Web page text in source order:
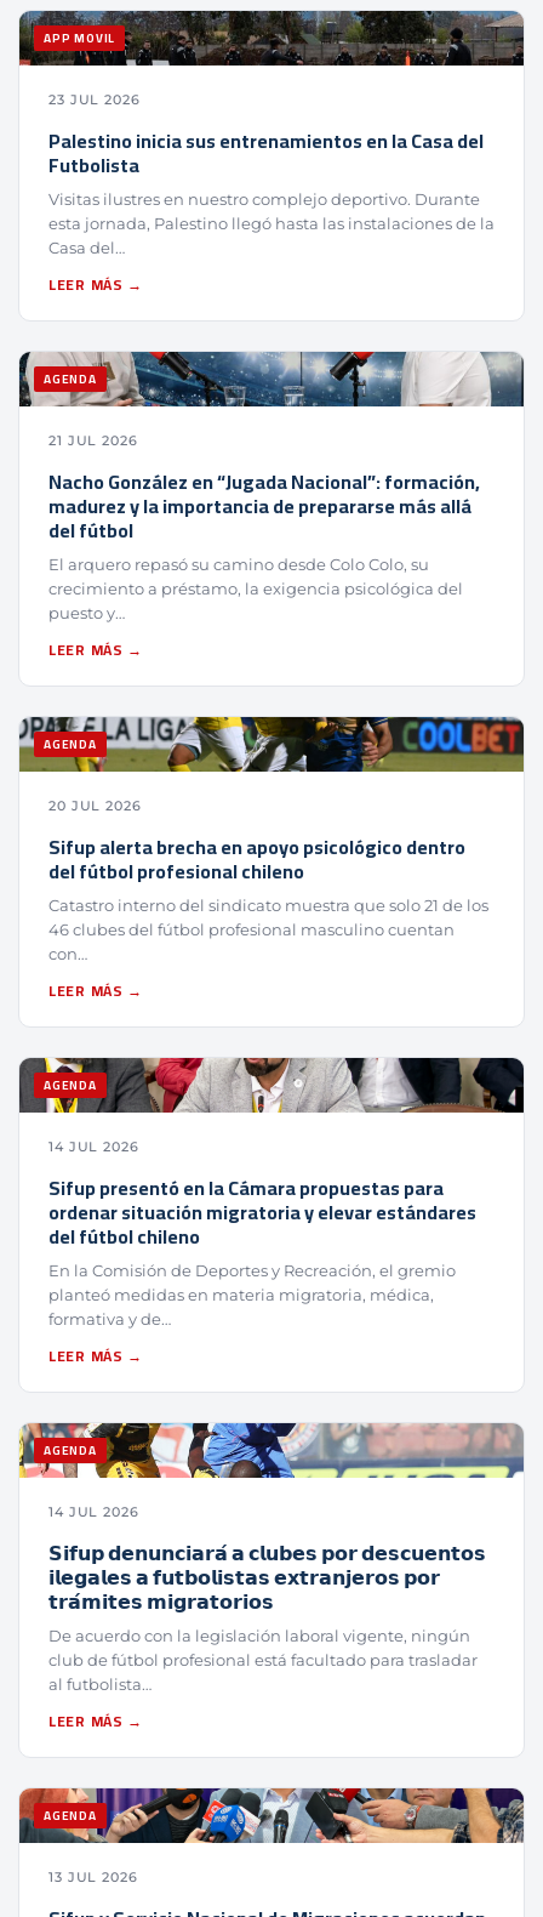
APP MOVIL
23 JUL 2026
Palestino inicia sus entrenamientos en la Casa del
Futbolista
Visitas ilustres en nuestro complejo deportivo. Durante
esta jornada, Palestino llegó hasta las instalaciones de la
Casa del…
LEER MÁS →
AGENDA
21 JUL 2026
Nacho González en “Jugada Nacional”: formación,
madurez y la importancia de prepararse más allá
del fútbol
El arquero repasó su camino desde Colo Colo, su
crecimiento a préstamo, la exigencia psicológica del
puesto y…
LEER MÁS →
AGENDA
20 JUL 2026
Sifup alerta brecha en apoyo psicológico dentro
del fútbol profesional chileno
Catastro interno del sindicato muestra que solo 21 de los
46 clubes del fútbol profesional masculino cuentan
con…
LEER MÁS →
AGENDA
14 JUL 2026
Sifup presentó en la Cámara propuestas para
ordenar situación migratoria y elevar estándares
del fútbol chileno
En la Comisión de Deportes y Recreación, el gremio
planteó medidas en materia migratoria, médica,
formativa y de…
LEER MÁS →
AGENDA
14 JUL 2026
𝗦𝗶𝗳𝘂𝗽 𝗱𝗲𝗻𝘂𝗻𝗰𝗶𝗮𝗿𝗮́ 𝗮 𝗰𝗹𝘂𝗯𝗲𝘀 𝗽𝗼𝗿 𝗱𝗲𝘀𝗰𝘂𝗲𝗻𝘁𝗼𝘀
𝗶𝗹𝗲𝗴𝗮𝗹𝗲𝘀 𝗮 𝗳𝘂𝘁𝗯𝗼𝗹𝗶𝘀𝘁𝗮𝘀 𝗲𝘅𝘁𝗿𝗮𝗻𝗷𝗲𝗿𝗼𝘀 𝗽𝗼𝗿
𝘁𝗿𝗮́𝗺𝗶𝘁𝗲𝘀 𝗺𝗶𝗴𝗿𝗮𝘁𝗼𝗿𝗶𝗼𝘀
De acuerdo con la legislación laboral vigente, ningún
club de fútbol profesional está facultado para trasladar
al futbolista…
LEER MÁS →
AGENDA
13 JUL 2026